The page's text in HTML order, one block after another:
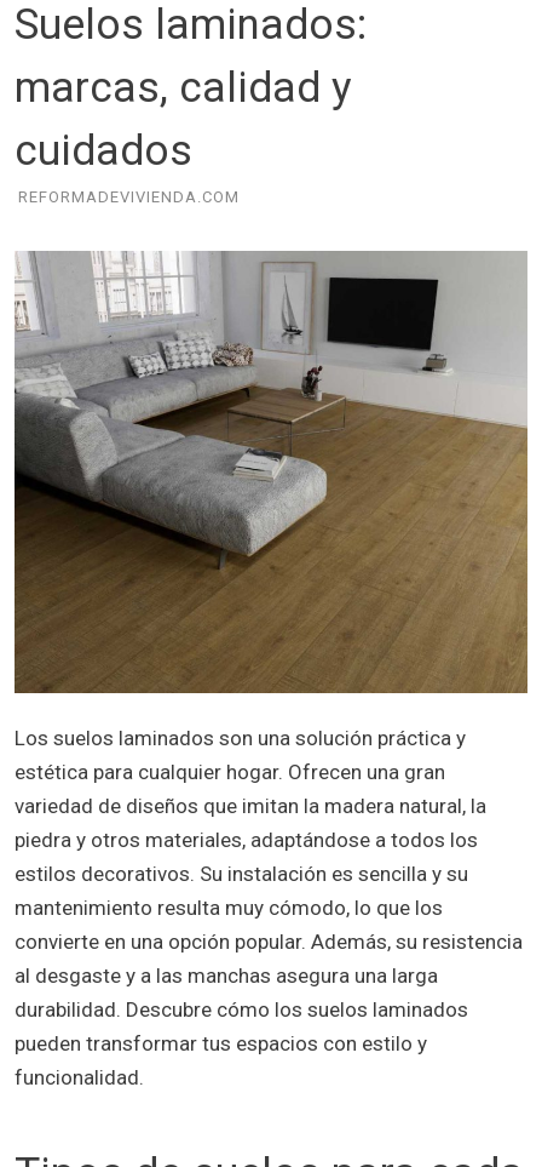
Suelos laminados:
marcas, calidad y
cuidados
REFORMADEVIVIENDA.COM
Los suelos laminados son una solución práctica y
estética para cualquier hogar. Ofrecen una gran
variedad de diseños que imitan la madera natural, la
piedra y otros materiales, adaptándose a todos los
estilos decorativos. Su instalación es sencilla y su
mantenimiento resulta muy cómodo, lo que los
convierte en una opción popular. Además, su resistencia
al desgaste y a las manchas asegura una larga
durabilidad. Descubre cómo los suelos laminados
pueden transformar tus espacios con estilo y
funcionalidad.